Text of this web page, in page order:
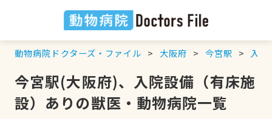
動物病院ドクターズ・ファイル 大阪府 今宮駅 入
今宮駅(大阪府)、入院設備（有床施
設）ありの獣医・動物病院一覧